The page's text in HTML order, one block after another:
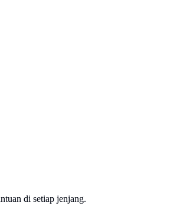
di setiap jenjang.